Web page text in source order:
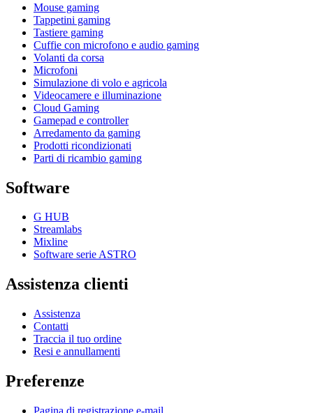
Mouse gaming
Tappetini gaming
Tastiere gaming
Cuffie con microfono e audio gaming
Volanti da corsa
Microfoni
Simulazione di volo e agricola
Videocamere e illuminazione
Cloud Gaming
Gamepad e controller
Arredamento da gaming
Prodotti ricondizionati
Parti di ricambio gaming
Software
G HUB
Streamlabs
Mixline
Software serie ASTRO
Assistenza clienti
Assistenza
Contatti
Traccia il tuo ordine
Resi e annullamenti
Preferenze
Pagina di registrazione e-mail